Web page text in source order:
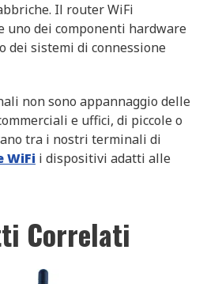
Il router WiFi
uno dei componenti hardware
dei sistemi di connessione
non sono appannaggio delle
e uffici, di piccole o
tra i nostri terminali di
WiFi i dispositivi adatti alle
Correlati